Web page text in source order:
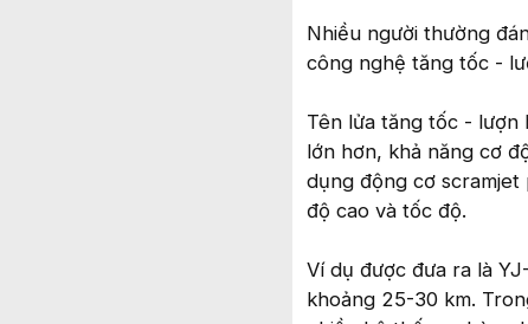
Nhiều người thường
công nghệ tăng tốc -
Tên lửa tăng tốc - lượn
lớn hơn, khả năng cơ
dụng động cơ
độ cao và tốc độ.
Ví dụ được đưa ra là
khoảng 25-30 km.